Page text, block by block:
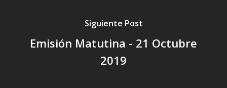
Siguiente Post
Emisión Matutina - 21 Octubre
2019